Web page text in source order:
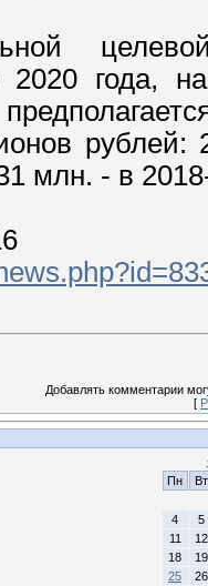
года, на
млн. - в
Добавлять комментарии
[
Пн
Вт
4
5
11
12
18
19
25
26